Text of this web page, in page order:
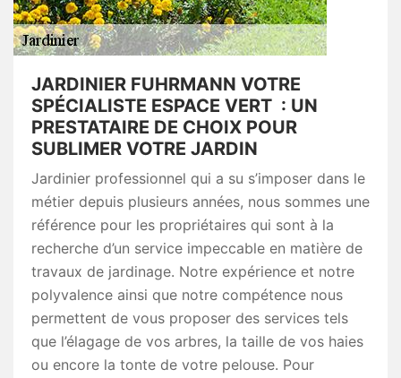
JARDINIER FUHRMANN VOTRE
SPÉCIALISTE ESPACE VERT : UN
PRESTATAIRE DE CHOIX POUR
SUBLIMER VOTRE JARDIN
Jardinier professionnel qui a su s’imposer dans le
métier depuis plusieurs années, nous sommes une
référence pour les propriétaires qui sont à la
recherche d’un service impeccable en matière de
travaux de jardinage. Notre expérience et notre
polyvalence ainsi que notre compétence nous
permettent de vous proposer des services tels
que l’élagage de vos arbres, la taille de vos haies
ou encore la tonte de votre pelouse. Pour